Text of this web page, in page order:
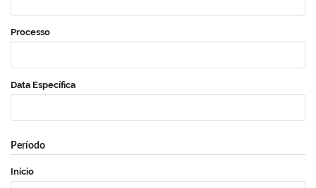
Processo
Data Específica
Período
Início